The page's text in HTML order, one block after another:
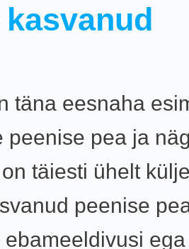
täna eesnaha
peenise pea ja
täiesti ühelt
peenise
ebameeldivusi